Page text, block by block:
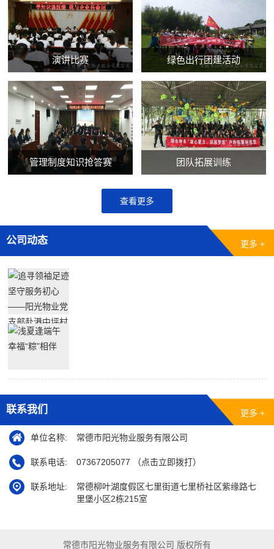
演讲比赛 绿色出行团建活动
管理制度知识抢答赛 团队拓展训练
查看更多
公司动态 更多 +
联系我们 更多 +
单位名称: 常德市阳光物业服务有限公司
联系电话: 07367205077 （点击立即拨打）
联系地址:
常德柳叶湖度假区七里街道七里桥社区紫缘路七
里堡小区2栋215室
常德市阳光物业服务有限公司 版权所有